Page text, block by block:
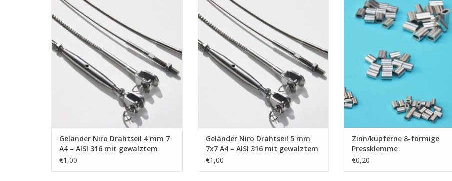
Edelstahl Drahtseil 4mm, Drahtseil mit
Endverbindung, Niro Wassersport,Niro
Drahtseil mit endverbindung, Edelstahl
Drahtseil mit Endverbindung, Drahtseil 7x7
ZUM WARENKORB HINZUFÜGEN
Geländer Niro Drahtseil 4 mm 7
A4 – AISI 316 mit gewalztem
Terminal
€1,00
Durchmesser Konstruktion 7 x 7 Niro A4 –
AISI 316 mit unterschiedlichen gewalzten
Endverbindungen. Möglichkeiten:
Gabelterminal, Augterminal,
Gewindeterminal, Wantenspanner Gabel –
Terminal. Drahtseil wird gemäß Ihrer Maß
ZUM WARENKORB HINZUFÜGEN
Geländer Niro Drahtseil 5 mm
7x7 A4 – AISI 316 mit gewalztem
Terminal
€1,00
niro Drahtseile
ZUM WARENKORB HINZUFÜGEN
Zinn/kupferne 8-förmige
Pressklemme
€0,20